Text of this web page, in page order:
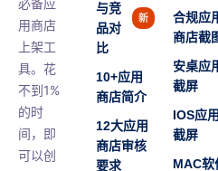
必备应
用商店
上架工
具。花
不到1%
的时
间，即
可以创
与竞
品对
比
新
10+应用
商店简介
12大应用
商店审核
要求
合规应
商店截
安桌应
截屏
IOS应用
截屏
MAC软